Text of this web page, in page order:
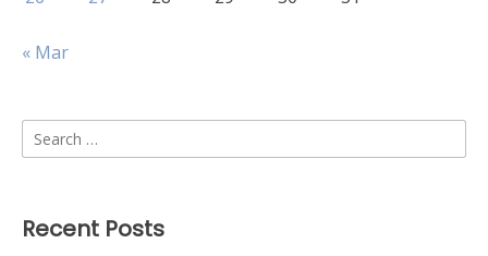
« Mar
Search
for:
Recent Posts